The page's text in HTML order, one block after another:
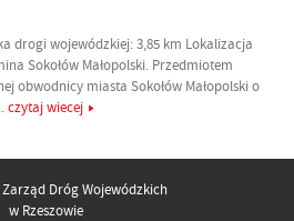
drogi wojewódzkiej: 3,85 km Lokalizacja
Sokołów Małopolski. Przedmiotem
obwodnicy miasta Sokołów Małopolski o
czytaj wiecej
Dróg Wojewódzkich
w Rzeszowie